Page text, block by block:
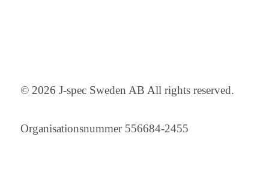
© 2026 J-spec Sweden AB All rights reserved.
Organisationsnummer 556684-2455